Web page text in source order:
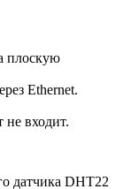
плоскую
Ethernet.
не входит.
датчика DHT22